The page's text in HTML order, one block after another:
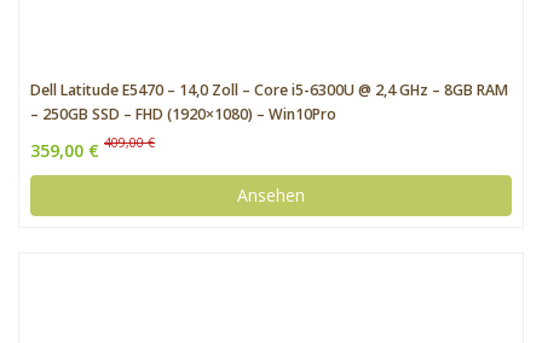
Dell Latitude E5470 – 14,0 Zoll – Core i5-6300U @ 2,4 GHz – 8GB RAM
– 250GB SSD – FHD (1920×1080) – Win10Pro
359,00 € 409,00 €
Ansehen